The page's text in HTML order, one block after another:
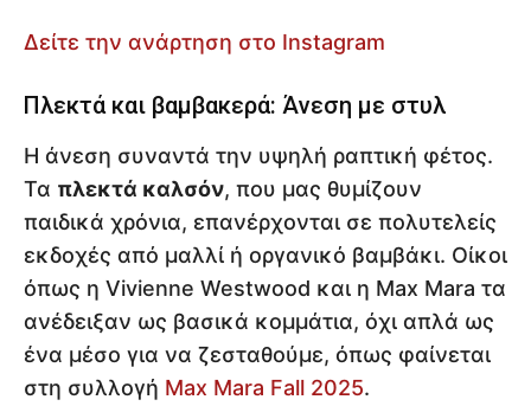
Δείτε την ανάρτηση στο Instagram
Πλεκτά και βαμβακερά: Άνεση με στυλ
Η άνεση συναντά την υψηλή ραπτική φέτος.
Τα πλεκτά καλσόν, που μας θυμίζουν
παιδικά χρόνια, επανέρχονται σε πολυτελείς
εκδοχές από μαλλί ή οργανικό βαμβάκι. Οίκοι
όπως η Vivienne Westwood και η Max Mara τα
ανέδειξαν ως βασικά κομμάτια, όχι απλά ως
ένα μέσο για να ζεσταθούμε, όπως φαίνεται
στη συλλογή Max Mara Fall 2025.